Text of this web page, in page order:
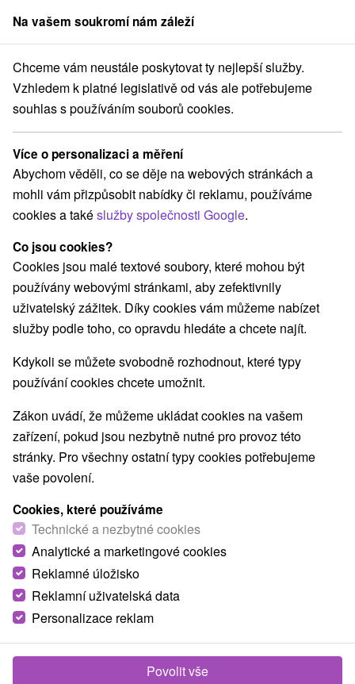
člen skupinySorger
Nitriansky kraj Mýtne Ludany Pamätník - rozhľadňa na Vápniku
Pamätník - rozhľadňa na Vápniku
Navigovat do místa
Google recenze
935 56 Mýtne LudanyGPS:
E +18° 38' 35.76''
Turistický region
Západné Slovensko, Hont, Dolná Nitra, Tekov, Južné
Slovensko, Pohronský Inovec, Nitriansky kraj
Našli jste chybu nebo nám chcete doporučit novou atrakci
Na vašem soukromí nám záleží
Chceme vám neustále poskytovat ty nejlepší služby.
Vzhledem k platné legislativě od vás ale potřebujeme
souhlas s používáním souborů cookies.
Více o personalizaci a měření
Abychom věděli, co se děje na webových stránkách a
mohli vám přizpůsobit nabídky či reklamu, používáme
cookies a takéslužby společnosti Google.
Co jsou cookies?
Cookies jsou malé textové soubory, které mohou být
používány webovými stránkami, aby zefektivnily
uživatelský zážitek. Díky cookies vám můžeme nabízet
služby podle toho, co opravdu hledáte a chcete najít.
Kdykoli se můžete svobodně rozhodnout, které typy
používání cookies chcete umožnit.
Zákon uvádí, že můžeme ukládat cookies na vašem
zařízení, pokud jsou nezbytně nutné pro provoz této
stránky. Pro všechny ostatní typy cookies potřebujeme
vaše povolení.
Cookies, které používáme
Technické a nezbytné cookies
Analytické a marketingové cookies
Reklamné úložisko
Reklamní uživatelská data
Personalizace reklam
Povolit vše